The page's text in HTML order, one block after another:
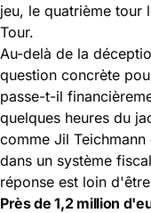
jeu, le quatrième tour
Tour.
Au-delà de la
question concrète
passe-t-il
quelques heures du
comme Jil
dans un système
réponse est loin
Près de 1,2 million